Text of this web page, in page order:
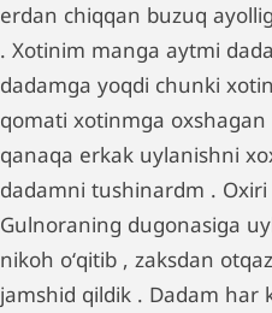
erdan chiqqan buzuq
. Xotinim manga aytmi
dadamga yoqdi chunki
qomati xotinmga
qanaqa erkak uylanishni
dadamni tushinardm .
Gulnoraning dugonasiga
nikoh oʻqitib , zaksdan
jamshid qildik . Dadam har